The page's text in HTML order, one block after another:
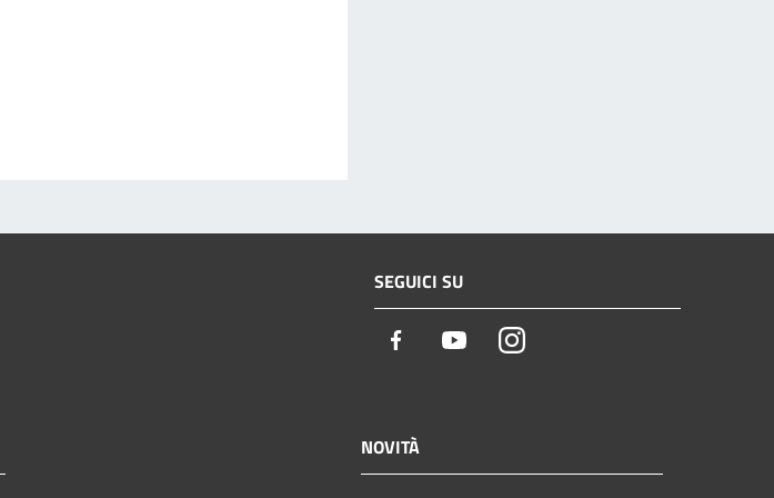
SEGUICI SU
Facebook YoutubeInstagram
NOVITÀ